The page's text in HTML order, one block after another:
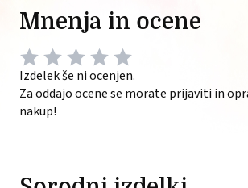
Mnenja in ocene
Izdelek še ni ocenjen.
Za oddajo ocene se morate prijaviti in
nakup!